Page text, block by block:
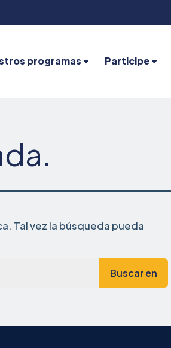
programas Participe
Tal vez la búsqueda pueda